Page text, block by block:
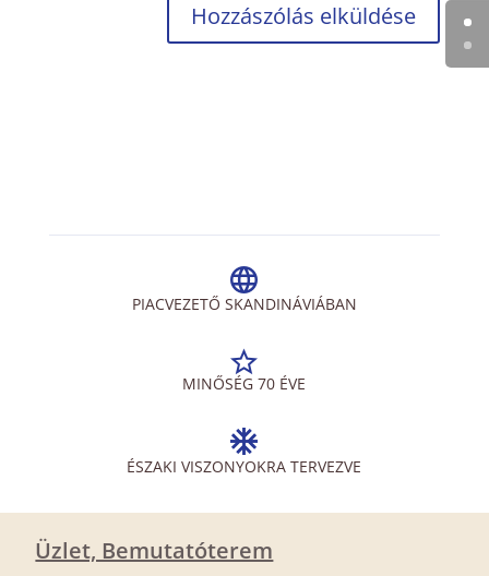
PIACVEZETŐ SKANDINÁVIÁBAN
MINŐSÉG 70 ÉVE
ÉSZAKI VISZONYOKRA TERVEZVE
Üzlet, Bemutatóterem